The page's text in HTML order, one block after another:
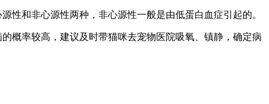
性和非心源性两种，非心源性一般是由低蛋白血症引起的。
概率较高，建议及时带猫咪去宠物医院吸氧、镇静，确定病